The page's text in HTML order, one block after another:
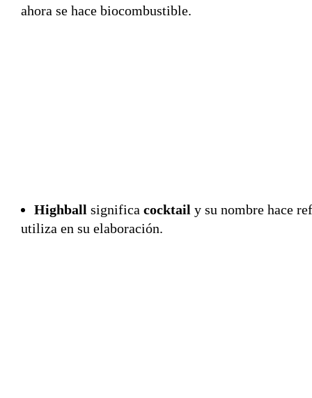
ahora se hace biocombustible.
Highball significa cocktail y su nombre hace
utiliza en su elaboración.